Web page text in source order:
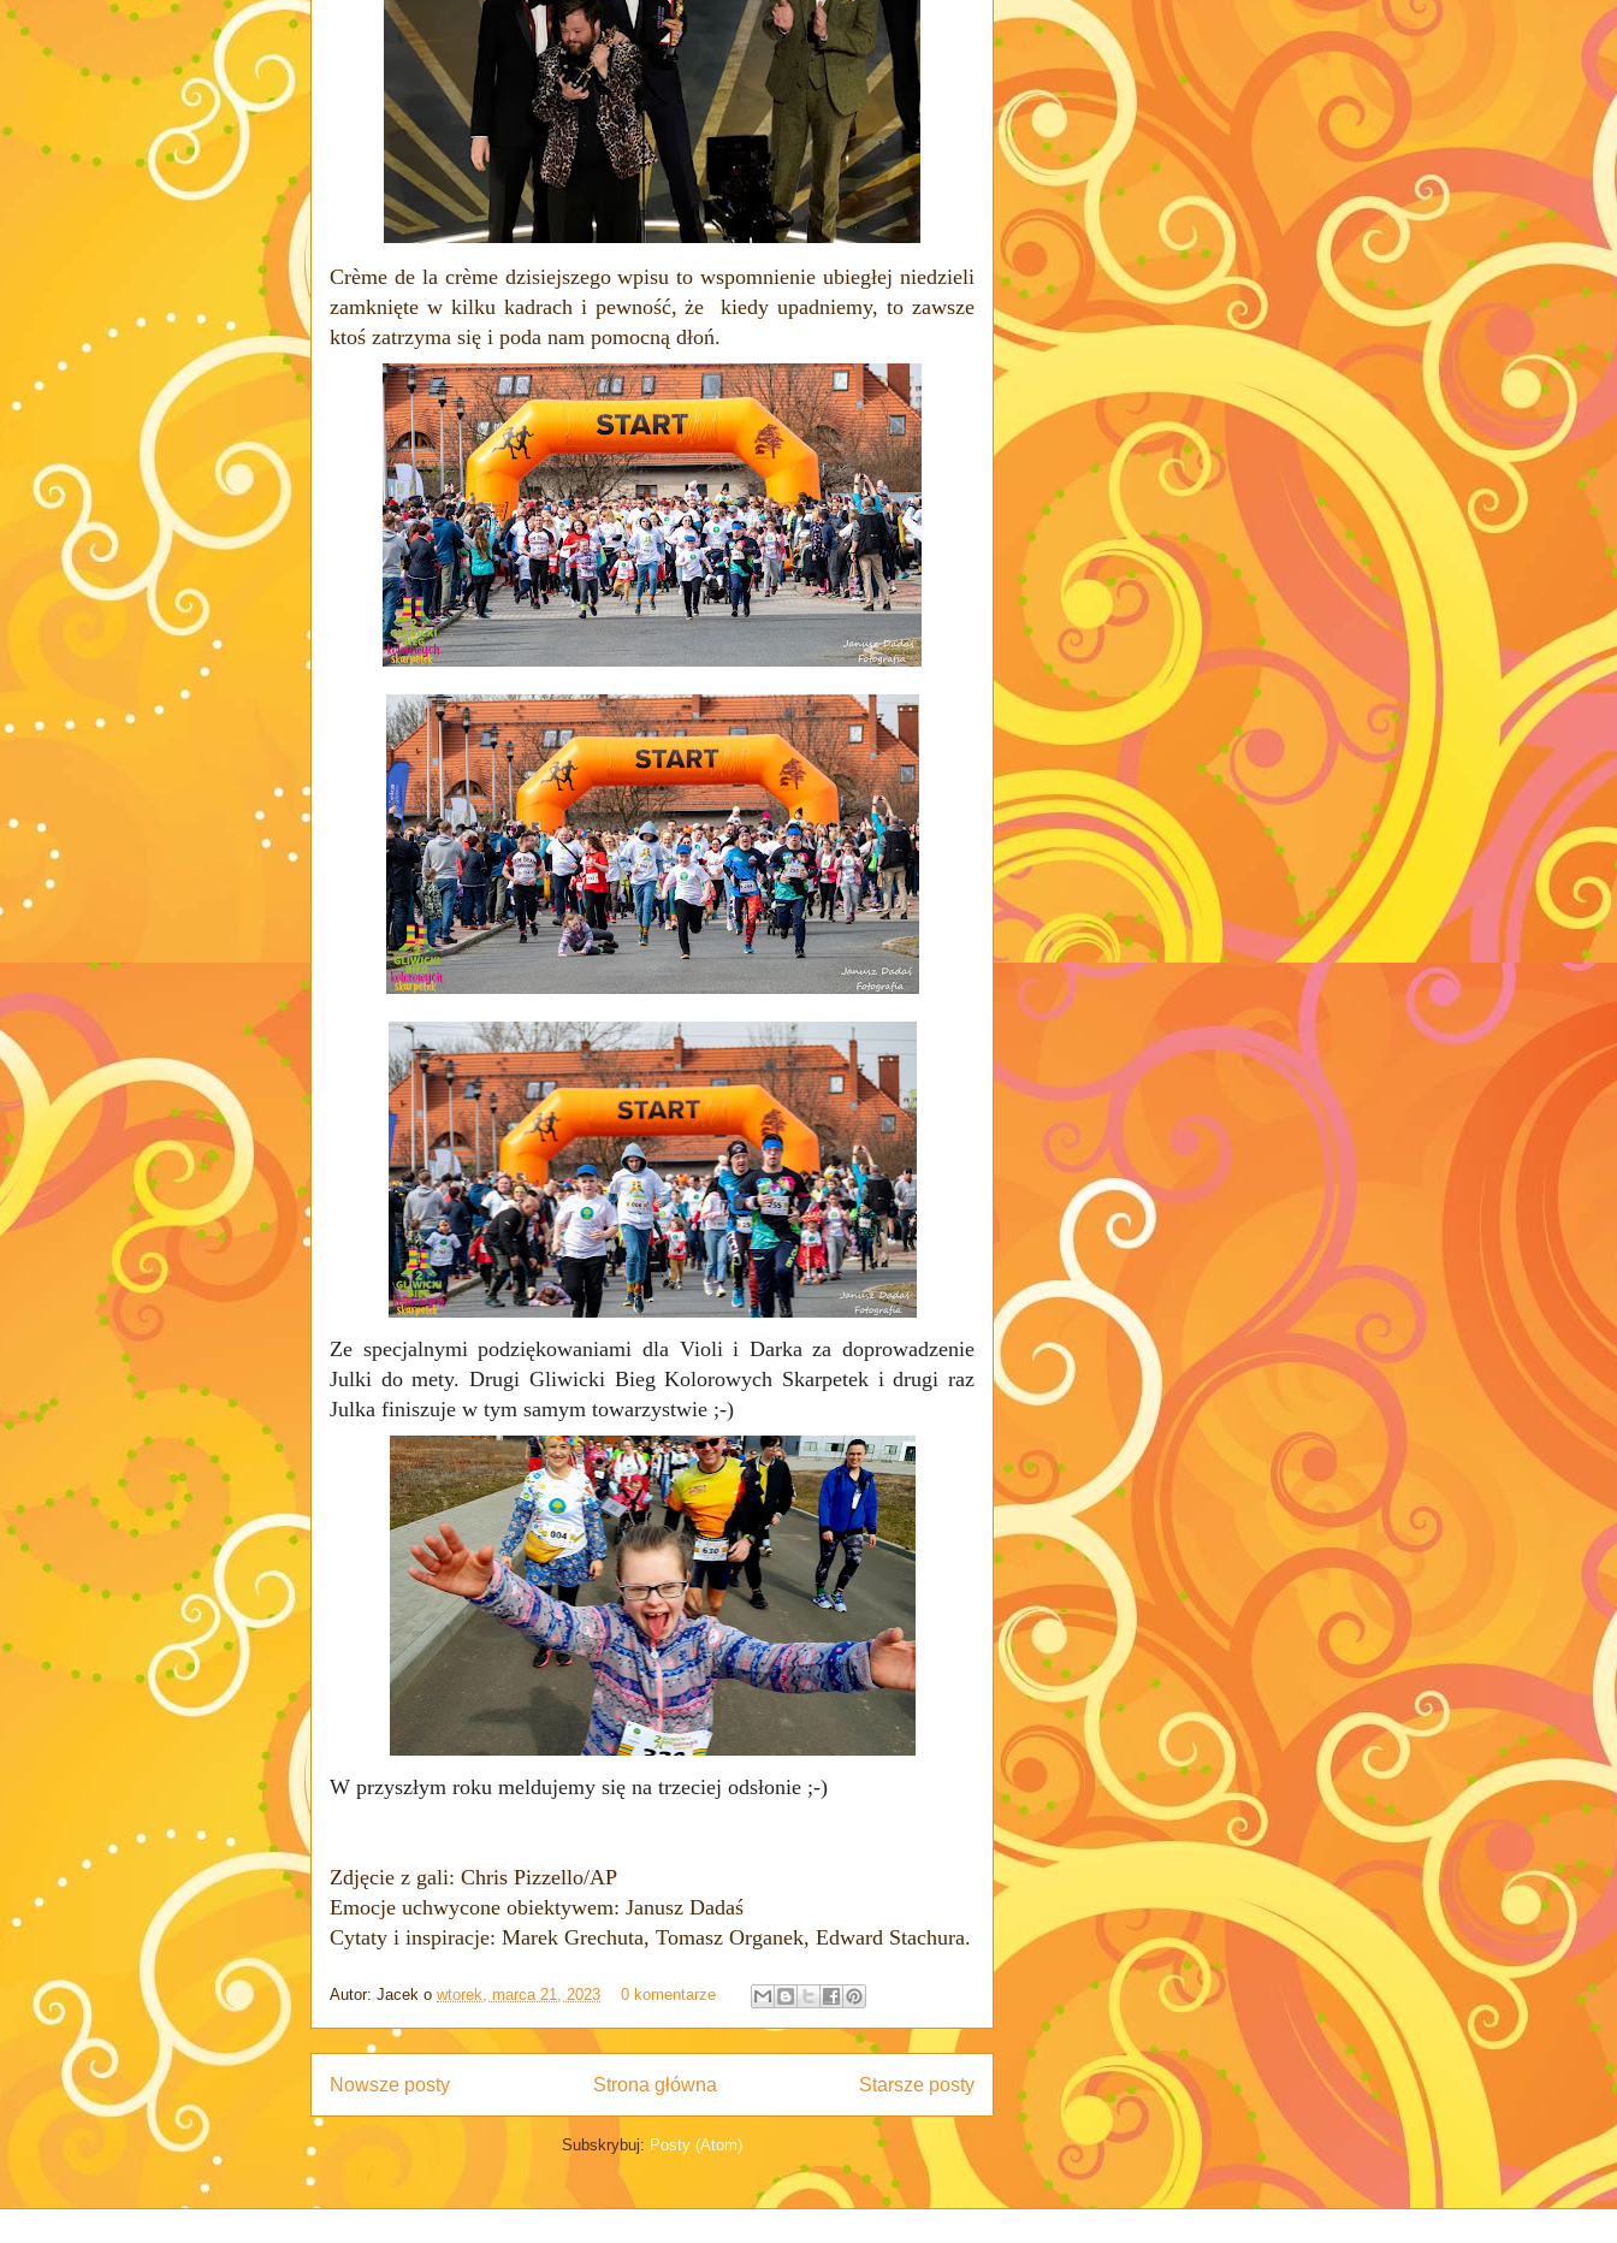
Crème de la crème dzisiejszego wpisu to wspomnienie ubiegłej niedzieli
zamknięte w kilku kadrach i pewność, że
kiedy upadniemy, to zawsze
ktoś zatrzyma się i poda nam pomocną dłoń.
Ze specjalnymi podziękowaniami dla Violi i Darka za doprowadzenie
Julki do mety. Drugi Gliwicki Bieg Kolorowych Skarpetek i drugi raz
Julka finiszuje w tym samym towarzystwie ;-)
W przyszłym roku meldujemy się na trzeciej odsłonie ;-)
Zdjęcie z gali: Chris Pizzello/AP
Emocje uchwycone obiektywem: Janusz Dadaś
Cytaty i inspiracje: Marek Grechuta, Tomasz Organek, Edward Stachura.
Autor: Jacek o wtorek, marca 21, 2023 0 komentarze
Nowsze posty Starsze posty
Strona główna
Subskrybuj: Posty (Atom)